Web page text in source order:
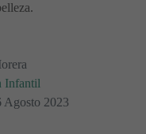
Infantil
Agosto 2023